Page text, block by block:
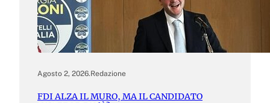
Agosto 2, 2026.Redazione
FDI ALZA IL MURO, MA IL CANDIDATO